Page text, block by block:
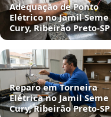
Adequação de Ponto
Elétrico no Jamil Seme
Cury, Ribeirão Preto‑SP
Reparo em Torneira
Elétrica no Jamil Seme
Cury, Ribeirão Preto‑SP